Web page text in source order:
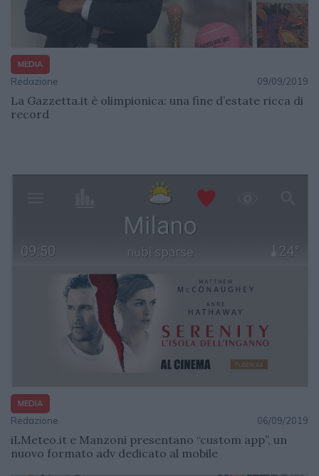
MEDIA
Redazione 09/09/2019
La Gazzetta.it è olimpionica: una fine d’estate ricca di
record
MEDIA
Redazione 06/09/2019
iLMeteo.it e Manzoni presentano “custom app”, un
nuovo formato adv dedicato al mobile